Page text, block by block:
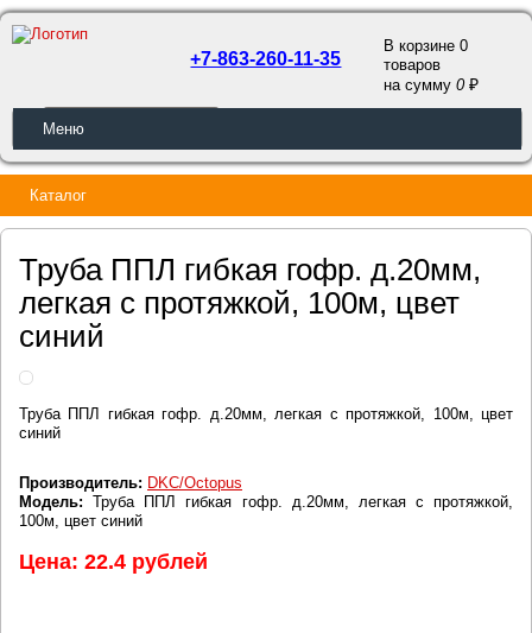
ОБРАТНЫЙ ЗВОНОК
+7-863-260-11-35
В корзине 0
товаров
на сумму0
Меню
Каталог
Труба ППЛ гибкая гофр. д.20мм,
легкая с протяжкой, 100м, цвет
синий
Труба ППЛ гибкая гофр. д.20мм, легкая с протяжкой, 100м, цвет
синий
Производитель: DKC/Octopus
Модель: Труба ППЛ гибкая гофр. д.20мм, легкая с протяжкой,
100м, цвет синий
Цена: 22.4 рублей